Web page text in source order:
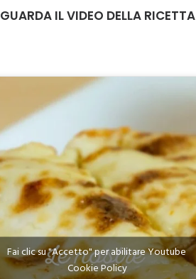
GUARDA IL VIDEO DELLA RICETTA
Fai clic su "Accetto" per abilitare Youtube
Cookie Policy